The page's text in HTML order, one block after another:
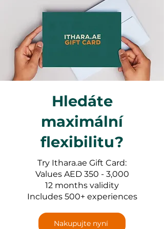
Hledáte
maximální
flexibilitu?
Try Ithara.ae Gift Card:
Values AED 350 - 3,000
12 months validity
Includes 500+ experiences
Nakupujte nyní